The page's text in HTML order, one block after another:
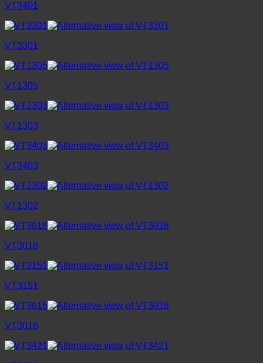
VT3401
VT3301
VT1305
VT1303
VT3403
VT1302
VT3018
VT3151
VT3016